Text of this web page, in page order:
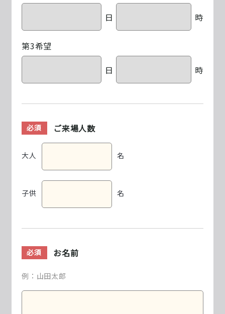
日
時
第3希望
日
時
必須 ご来場人数
大人 名
子供 名
必須 お名前
例：山田太郎